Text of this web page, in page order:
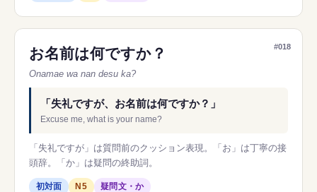
#018
お名前は何ですか？
Onamae wa nan desu ka?
「失礼ですが、お名前は何ですか？」
Excuse me, what is your name?
「失礼ですが」は質問前のクッション表現。「お」は丁寧の接
頭辞。「か」は疑問の終助詞。
初対面 N5 疑問文・か